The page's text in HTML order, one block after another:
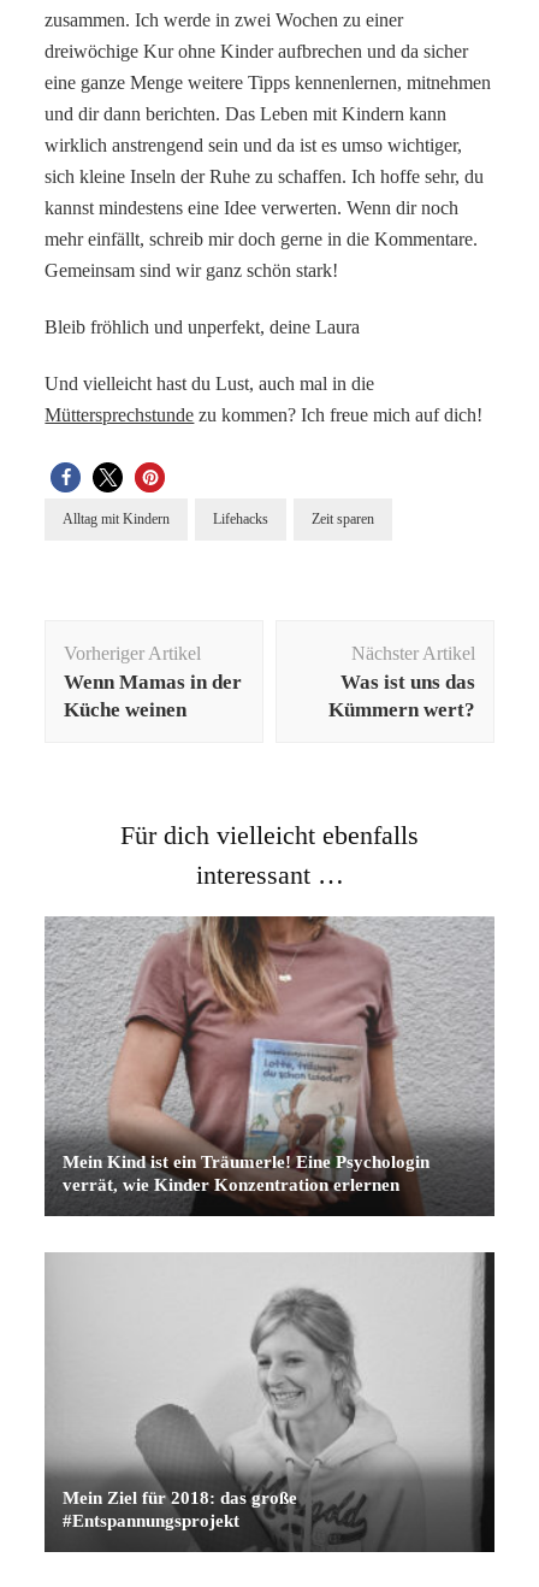
zusammen. Ich werde in zwei Wochen zu einer
dreiwöchige Kur ohne Kinder aufbrechen und da sicher
eine ganze Menge weitere Tipps kennenlernen, mitnehmen
und dir dann berichten. Das Leben mit Kindern kann
wirklich anstrengend sein und da ist es umso wichtiger,
sich kleine Inseln der Ruhe zu schaffen. Ich hoffe sehr, du
kannst mindestens eine Idee verwerten. Wenn dir noch
mehr einfällt, schreib mir doch gerne in die Kommentare.
Gemeinsam sind wir ganz schön stark!
Bleib fröhlich und unperfekt, deine Laura
Und vielleicht hast du Lust, auch mal in die
Müttersprechstunde zu kommen? Ich freue mich auf dich!
Alltag mit Kindern Lifehacks Zeit sparen
Vorheriger Artikel
Wenn Mamas in der
Küche weinen
Nächster Artikel
Was ist uns das
Kümmern wert?
Für dich vielleicht ebenfalls
interessant …
Mein Kind ist ein Träumerle! Eine Psychologin
verrät, wie Kinder Konzentration erlernen
Mein Ziel für 2018: das große
#Entspannungsprojekt